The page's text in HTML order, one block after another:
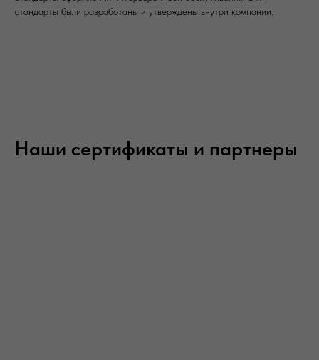
стандарты были разработаны и утверждены внутри компании.
Наши сертификаты и партнеры